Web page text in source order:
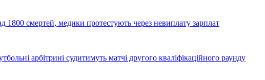
смертей, медики протестують через невиплату зарплат
арбітрині судитимуть матчі другого кваліфікаційного раунду